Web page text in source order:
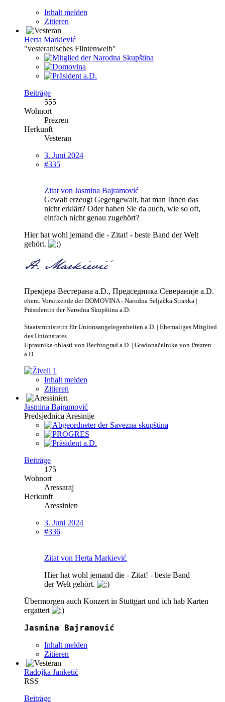
Inhalt melden
Zitieren
Herta Markiević
"vesteranisches Flintenweib"
Beiträge
555
Wohnort
Prezren
Herkunft
Vesteran
3. Juni 2024
#335
Zitat von Jasmina Bajramović
Gewalt erzeugt Gegengewalt, hat man Ihnen das
nicht erklärt? Oder haben Sie da auch, wie so oft,
einfach nicht genau zugehört?
Hier hat wohl jemand die - Zitat! - beste Band der Welt
gehört.
Премјера Вестерана a.D., Председника Севераније a.D.
ehem. Vorsitzende der DOMOVINA - Narodna Seljačka Stranka |
Präsidentin der Narodna Skupština a.D.
Staatsministerin für Unionsangelegenheiten a.D. | Ehemaliges Mitglied
des Unionsrates
Upravnika oblasti von Bechtograd a.D. | Gradonačelnika von Prezren
a.D.
1
Inhalt melden
Zitieren
Jasmina Bajramović
Predsjednica Aresinije
Beiträge
175
Wohnort
Aressaraj
Herkunft
Aressinien
3. Juni 2024
#336
Zitat von Herta Markiević
Hier hat wohl jemand die - Zitat! - beste Band
der Welt gehört.
Übermorgen auch Konzert in Stuttgart und ich hab Karten
ergattert
Jasmina Bajramović
Inhalt melden
Zitieren
Radojka Janketić
RSS
Beiträge